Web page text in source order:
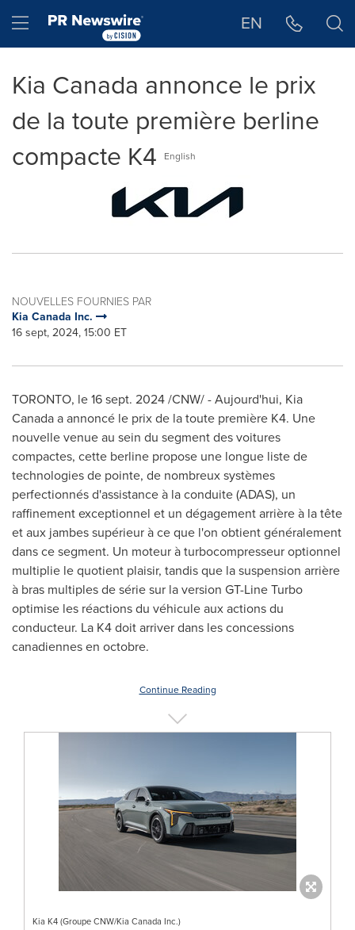
Hamburger menu EN
Kia Canada annonce le prix
de la toute première berline
compacte K4
English
NOUVELLES FOURNIES PAR
Kia Canada Inc.
16 sept, 2024, 15:00 ET
TORONTO, le16 sept. 2024/CNW/ - Aujourd'hui, Kia
Canada a annoncé le prix de la toute première K4. Une
nouvelle venue au sein du segment des voitures
compactes, cette berline propose une longue liste de
technologies de pointe, de nombreux systèmes
perfectionnés d'assistance à la conduite (ADAS), un
raffinement exceptionnel et un dégagement arrière à la tête
et aux jambes supérieur à ce que l'on obtient généralement
dans ce segment. Un moteur à turbocompresseur optionnel
multiplie le quotient plaisir, tandis que la suspension arrière
à bras multiples de série sur la version GT-Line Turbo
optimise les réactions du véhicule aux actions du
conducteur. La K4 doit arriver dans les concessions
canadiennes en octobre.
Continue Reading
Kia K4 (Groupe CNW/Kia Canada Inc.)